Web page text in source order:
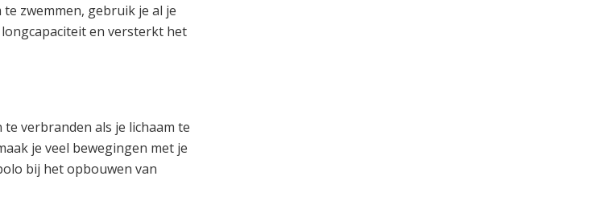
zwemmen, gebruik je al je
en versterkt het
verbranden als je lichaam te
je veel bewegingen met je
bij het opbouwen van